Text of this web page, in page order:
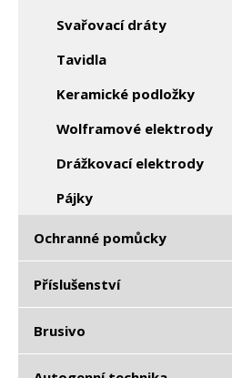
Svařovací dráty
Tavidla
Keramické podložky
Wolframové elektrody
Drážkovací elektrody
Pájky
Ochranné pomůcky
Příslušenství
Brusivo